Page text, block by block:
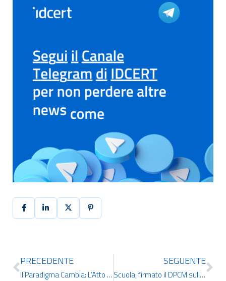
PRECEDENTE
Il Paradigma Cambia: L’Atto sull’Intelligenza Artificiale Dell’Unione Europea Segna una Nuova Era Globale
SEGUENTE
Scuola, firmato il DPCM sulla formazione dei docenti della Secondaria di I e II grado